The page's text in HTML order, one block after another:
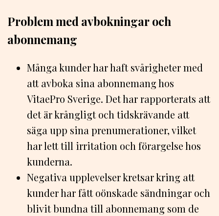
Problem med avbokningar och
abonnemang
Många kunder har haft svårigheter med
att avboka sina abonnemang hos
VitaePro Sverige. Det har rapporterats att
det är krångligt och tidskrävande att
säga upp sina prenumerationer, vilket
har lett till irritation och förargelse hos
kunderna.
Negativa upplevelser kretsar kring att
kunder har fått oönskade sändningar och
blivit bundna till abonnemang som de